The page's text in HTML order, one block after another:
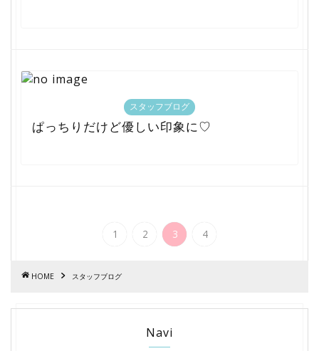
スタッフブログ
ぱっちりだけど優しい印象に♡
1 2 3 4
HOME スタッフブログ
Navi